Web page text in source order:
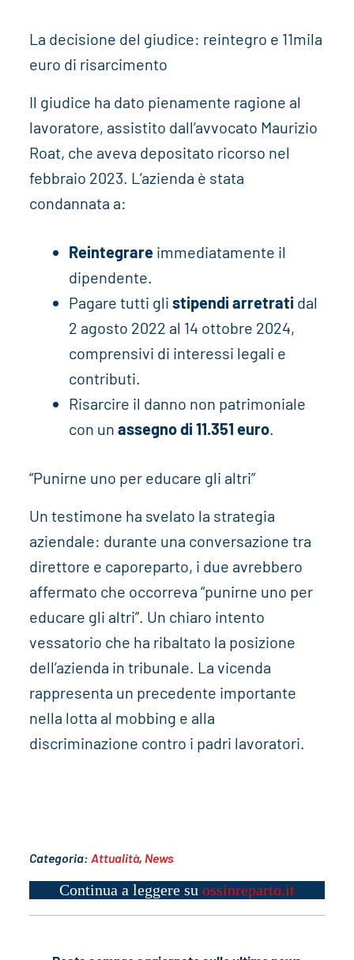
La decisione del giudice: reintegro e 11mila
euro di risarcimento
Il giudice ha dato pienamente ragione al
lavoratore, assistito dall’avvocato Maurizio
Roat, che aveva depositato ricorso nel
febbraio 2023. L’azienda è stata
condannata a:
Reintegrareimmediatamente il
dipendente.
Pagare tutti gli stipendi arretrati dal
2 agosto 2022 al 14 ottobre 2024,
comprensivi di interessi legali e
contributi.
Risarcire il danno non patrimoniale
con un assegno di 11.351 euro.
“Punirne uno per educare gli altri”
Un testimone ha svelato la strategia
aziendale: durante una conversazione tra
direttore e caporeparto, i due avrebbero
affermato che occorreva “punirne uno per
educare gli altri”. Un chiaro intento
vessatorio che ha ribaltato la posizione
dell’azienda in tribunale. La vicenda
rappresenta un precedente importante
nella lotta al mobbing e alla
discriminazione contro i padri lavoratori.
Categoria: Attualità, News
Continua a leggere su ossinreparto.it